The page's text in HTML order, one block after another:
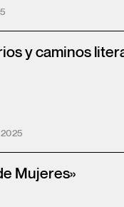
y caminos
Mujeres»